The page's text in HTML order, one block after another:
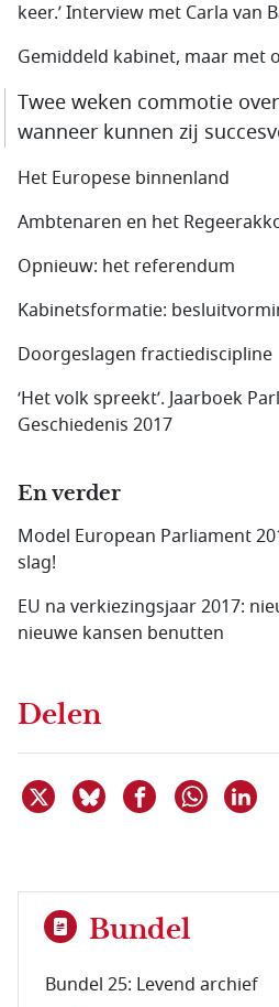
keer.’ Interview met Carla van
Gemiddeld kabinet, maar met
Twee weken commotie
wanneer kunnen zij
Het Europese binnenland
Ambtenaren en het
Opnieuw: het referendum
Kabinetsformatie:
Doorgeslagen fractiediscipline
‘Het volk spreekt’. Jaarboek
Geschiedenis 2017
En verder
Model European Parliament
slag!
EU na verkiezingsjaar 2017:
nieuwe kansen benutten
Delen
Deel dit item op X
Deel dit item op
Deel dit item
Delen via
Bundel
Bundel 25: Levend archief